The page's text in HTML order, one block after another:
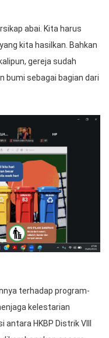
abai. Kita harus
kita hasilkan. Bahkan
gereja sudah
bumi sebagai bagian dari
terhadap program-
kelestarian
HKBP Distrik VIII